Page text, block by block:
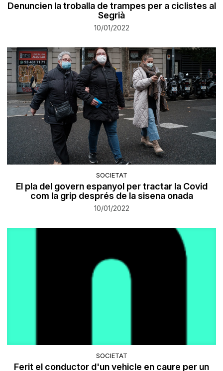
Denuncien la troballa de trampes per a ciclistes al
Segrià
10/01/2022
SOCIETAT
El pla del govern espanyol per tractar la Covid
com la grip després de la sisena onada
10/01/2022
SOCIETAT
Ferit el conductor d'un vehicle en caure per un